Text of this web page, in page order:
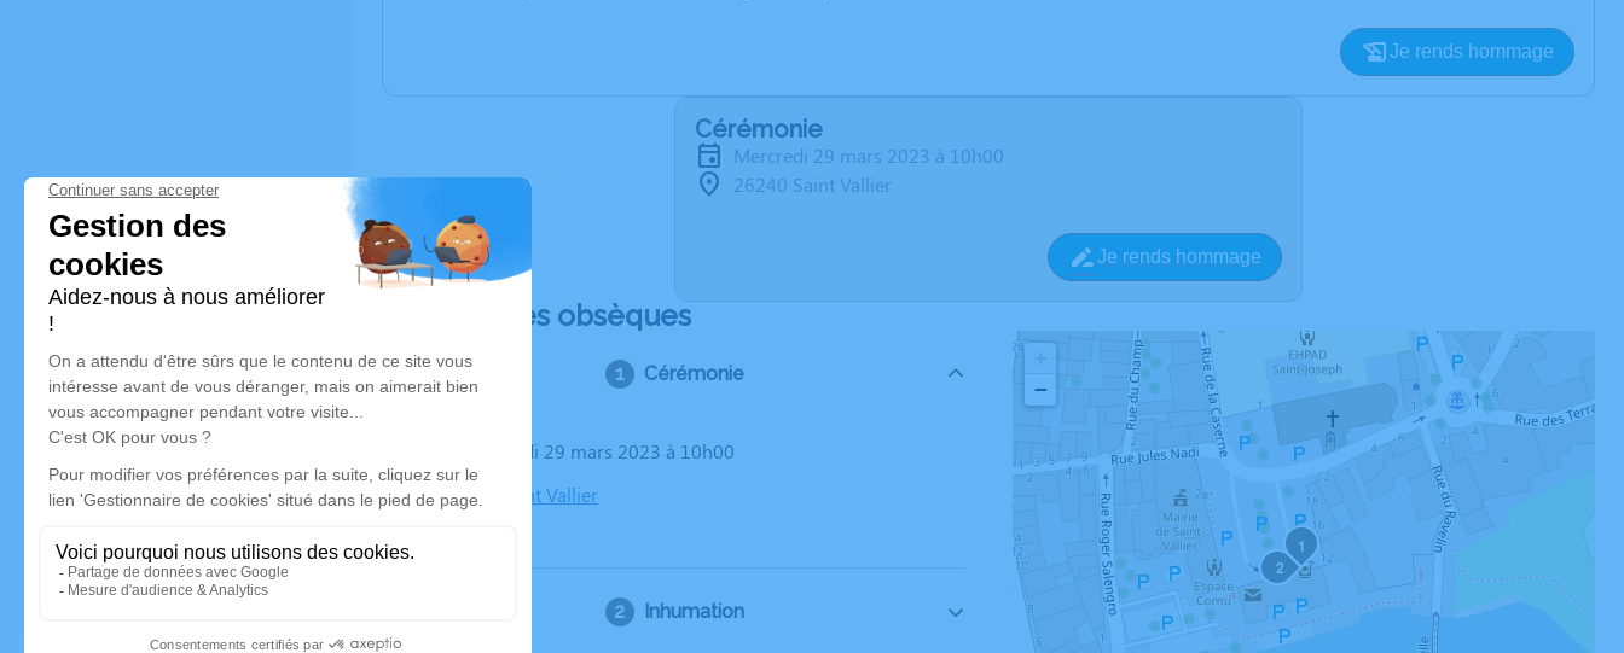
Je rends hommage
Cérémonie
mercredi 29 mars 2023 à 10h00
26240 Saint Vallier
Je rends hommage
Déroulé des obsèques
Cérémonie
Le mercredi 29 mars 2023 à 10h00
26240 Saint Vallier
Inhumation
1
2
−